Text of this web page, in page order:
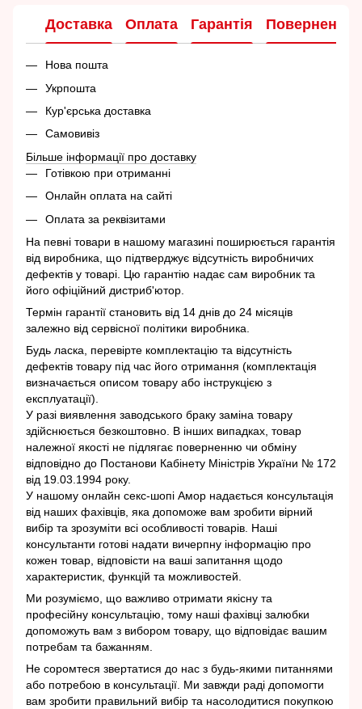
Доставка Оплата Гарантія Повернення
Нова пошта
Укрпошта
Кур'єрська доставка
Самовивіз
Більше інформації про доставку
Готівкою при отриманні
Онлайн оплата на сайті
Оплата за реквізитами
На певні товари в нашому магазині поширюється гарантія
від виробника, що підтверджує відсутність виробничих
дефектів у товарі. Цю гарантію надає сам виробник та
його офіційний дистриб'ютор.
Термін гарантії становить від 14 днів до 24 місяців
залежно від сервісної політики виробника.
Будь ласка, перевірте комплектацію та відсутність
дефектів товару під час його отримання (комплектація
визначається описом товару або інструкцією з
експлуатації).
У разі виявлення заводського браку заміна товару
здійснюється безкоштовно. В інших випадках, товар
належної якості не підлягає поверненню чи обміну
відповідно до Постанови Кабінету Міністрів України № 172
від 19.03.1994 року.
У нашому онлайн секс-шопі Амор надається консультація
від наших фахівців, яка допоможе вам зробити вірний
вибір та зрозуміти всі особливості товарів. Наші
консультанти готові надати вичерпну інформацію про
кожен товар, відповісти на ваші запитання щодо
характеристик, функцій та можливостей.
Ми розуміємо, що важливо отримати якісну та
професійну консультацію, тому наші фахівці залюбки
допоможуть вам з вибором товару, що відповідає вашим
потребам та бажанням.
Не соромтеся звертатися до нас з будь-якими питаннями
або потребою в консультації. Ми завжди раді допомогти
вам зробити правильний вибір та насолодитися покупкою